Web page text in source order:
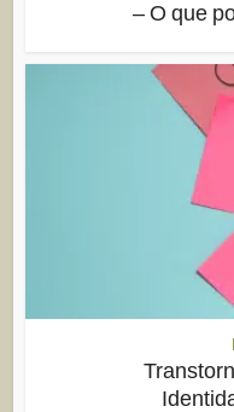
– O que